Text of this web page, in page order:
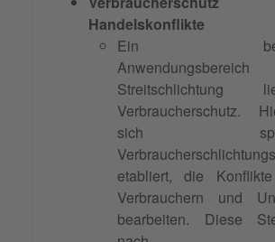
Handelskonflikte
Ein
Verbraucherschutz.
sich
etabliert, die
Verbrauchern und
bearbeiten. Diese